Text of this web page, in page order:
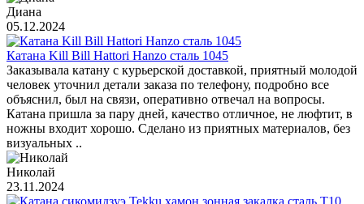
Диана
05.12.2024
Катана Kill Bill Hattori Hanzo сталь 1045
Заказывала катану с курьерской доставкой, приятный молодой
человек уточнил детали заказа по телефону, подробно все
объяснил, был на связи, оперативно отвечал на вопросы.
Катана пришла за пару дней, качество отличное, не люфтит, в
ножны входит хорошо. Сделано из приятных материалов, без
визуальных ..
Николай
23.11.2024